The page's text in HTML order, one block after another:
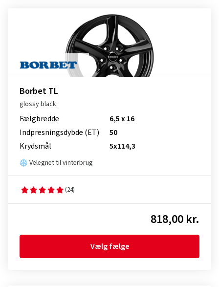
Borbet TL
glossy black
Fælgbredde
6,5 x 16
Indpresnings­dybde (ET)
50
Krydsmål
5x114,3
Velegnet til vinterbrug
(24)
818,00 kr.
Vælg fælge